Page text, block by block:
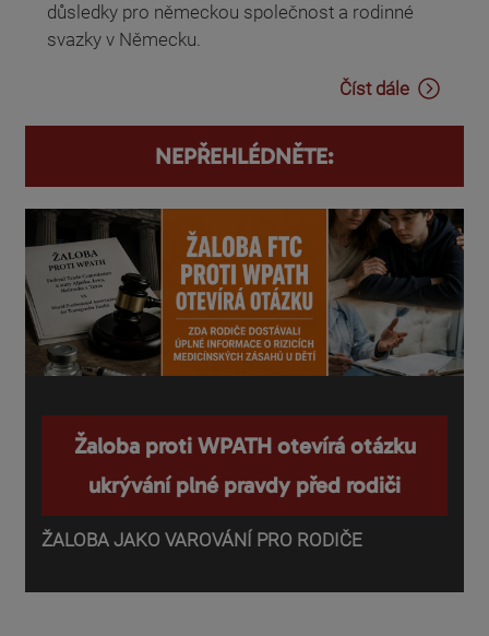
důsledky pro německou společnost a rodinné
svazky v Německu.
Číst dále
NEPŘEHLÉDNĚTE:
Žaloba proti WPATH otevírá otázku
ukrývání plné pravdy před rodiči
ŽALOBA JAKO VAROVÁNÍ PRO RODIČE